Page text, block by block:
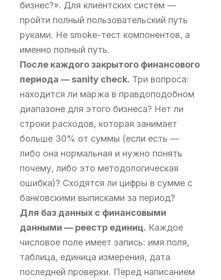
бизнес?». Для клиентских систем —
пройти полный пользовательский путь
руками. Не smoke-тест компонентов, а
именно полный путь.
После каждого закрытого финансового
периода — sanity check. Три вопроса:
находится ли маржа в правдоподобном
диапазоне для этого бизнеса? Нет ли
строки расходов, которая занимает
больше 30% от суммы (если есть —
либо она нормальная и нужно понять
почему, либо это методологическая
ошибка)? Сходятся ли цифры в сумме с
банковскими выписками за период?
Для баз данных с финансовыми
данными — реестр единиц. Каждое
числовое поле имеет запись: имя поля,
таблица, единица измерения, дата
последней проверки. Перед написанием